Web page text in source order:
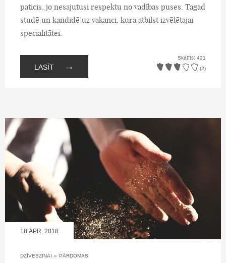
paticis, jo nesajutusi respektu no vadības puses. Tagad
studē un kandidē uz vakanci, kura atbilst izvēlētajai
specialitātei.
LASĪT →
Skatīts: 421
(2)
18.APR, 2018
DZĪVESZIŅAI » PĀRDOMAS